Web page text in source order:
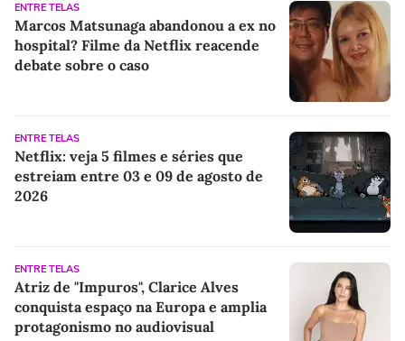
ENTRE TELAS
Marcos Matsunaga abandonou a ex no
hospital? Filme da Netflix reacende
debate sobre o caso
ENTRE TELAS
Netflix: veja 5 filmes e séries que
estreiam entre 03 e 09 de agosto de
2026
ENTRE TELAS
Atriz de "Impuros", Clarice Alves
conquista espaço na Europa e amplia
protagonismo no audiovisual